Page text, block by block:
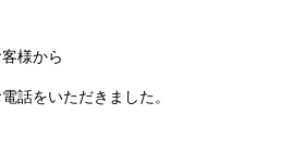
様から
話をいただきました。